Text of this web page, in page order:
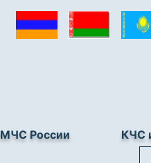
МЧС России
КЧС